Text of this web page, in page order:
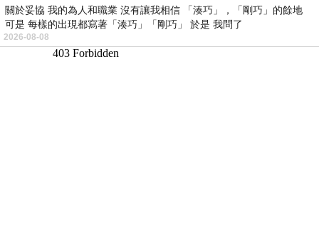
關於妥協 我的為人和職業 沒有讓我相信 「湊巧」，「剛巧」的餘地
可是 每樣的出現都寫著「湊巧」「剛巧」 於是 我問了
2026-08-08